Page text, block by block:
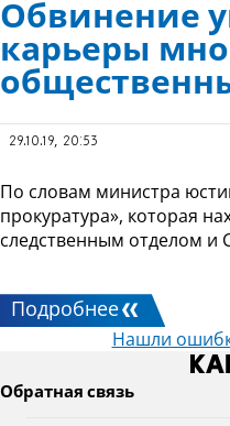
Обвинение
карьеры
29.10.19, 20:53
По словам министра
прокуратура», которая
следственным отделом и
Подробнее
Нашли
Обратная связь